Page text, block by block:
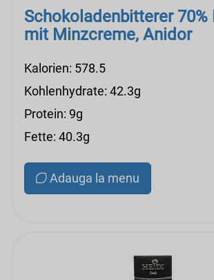
Schokoladenbitterer 70%
mit Minzcreme, Anidor
Kalorien: 578.5
Kohlenhydrate: 42.3g
Protein: 9g
Fette: 40.3g
Adauga la menu